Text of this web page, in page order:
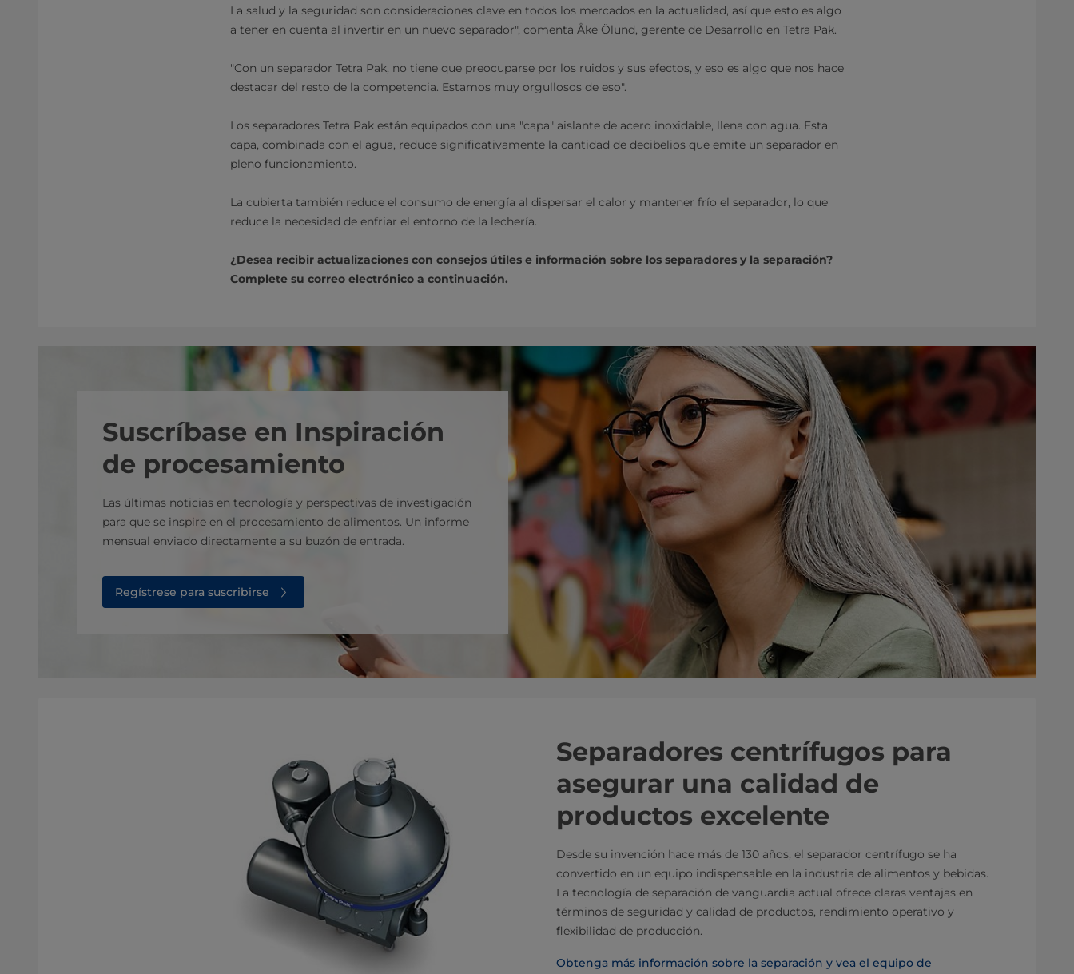
La salud y la seguridad son consideraciones clave en todos los mercados en la actualidad, así que esto es algo
a tener en cuenta al invertir en un nuevo separador", comenta Åke Ölund, gerente de Desarrollo en Tetra Pak.
"Con un separador Tetra Pak, no tiene que preocuparse por los ruidos y sus efectos, y eso es algo que nos hace
destacar del resto de la competencia. Estamos muy orgullosos de eso".
Los separadores Tetra Pak están equipados con una "capa" aislante de acero inoxidable, llena con agua. Esta
capa, combinada con el agua, reduce significativamente la cantidad de decibelios que emite un separador en
pleno funcionamiento.
La cubierta también reduce el consumo de energía al dispersar el calor y mantener frío el separador, lo que
reduce la necesidad de enfriar el entorno de la lechería.
¿Desea recibir actualizaciones con consejos útiles e información sobre los separadores y la separación?
Complete su correo electrónico a continuación.
Suscríbase en Inspiración
de procesamiento
Las últimas noticias en tecnología y perspectivas de investigación
para que se inspire en el procesamiento de alimentos. Un informe
mensual enviado directamente a su buzón de entrada.
Regístrese para suscribirse
Separadores centrífugos para
asegurar una calidad de
productos excelente
Desde su invención hace más de 130 años, el separador centrífugo se ha
convertido en un equipo indispensable en la industria de alimentos y bebidas.
La tecnología de separación de vanguardia actual ofrece claras ventajas en
términos de seguridad y calidad de productos, rendimiento operativo y
flexibilidad de producción.
Obtenga más información sobre la separación y vea el equipo de